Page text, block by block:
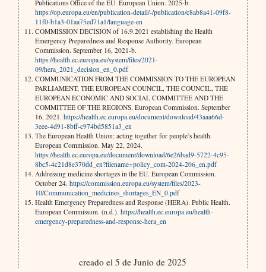
Publications Office of the EU. European Union. 2025-b.
https://op.europa.eu/en/publication-detail/-/publication/c8ab8a41-09f8-
11f0-b1a3-01aa75ed71a1/language-en
COMMISSION DECISION of 16.9.2021 establishing the Health
Emergency Preparedness and Response Authority. European
Commission. September 16, 2021-b.
https://health.ec.europa.eu/system/files/2021-
09/hera_2021_decision_en_0.pdf
COMMUNICATION FROM THE COMMISSION TO THE EUROPEAN
PARLIAMENT, THE EUROPEAN COUNCIL, THE COUNCIL, THE
EUROPEAN ECONOMIC AND SOCIAL COMMITTEE AND THE
COMMITTEE OF THE REGIONS. European Commission. September
16, 2021. https://health.ec.europa.eu/document/download/43aaa66d-
3eee-4d91-8bff-c974bd5851a3_en
The European Health Union: acting together for people’s health.
European Commission. May 22, 2024.
https://health.ec.europa.eu/document/download/6e26bad9-5722-4c95-
8bc5-4c21d8e370dd_en?filename=policy_com-2024-206_en.pdf
Addressing medicine shortages in the EU. European Commission.
October 24. https://commission.europa.eu/system/files/2023-
10/Communication_medicines_shortages_EN_0.pdf
Health Emergency Preparedness and Response (HERA). Public Health.
European Commission. (n.d.). https://health.ec.europa.eu/health-
emergency-preparedness-and-response-hera_en
creado el 5 de Junio de 2025